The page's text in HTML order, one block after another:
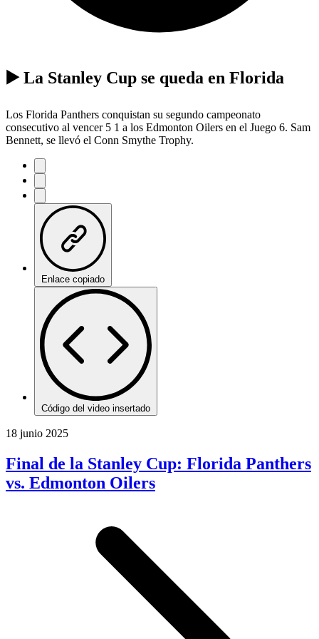
▶️ La Stanley Cup se queda en Florida
Los Florida Panthers conquistan su segundo campeonato
consecutivo al vencer 5 1 a los Edmonton Oilers en el Juego 6. Sam
Bennett, se llevó el Conn Smythe Trophy.
Enlace copiado
Código del video insertado
18 junio 2025
Final de la Stanley Cup: Florida Panthers
vs. Edmonton Oilers